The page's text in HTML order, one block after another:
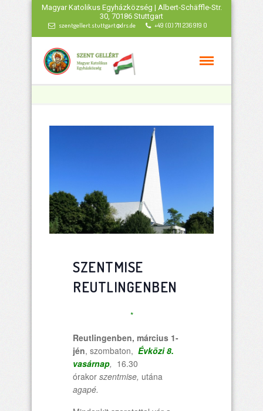
Magyar Katolikus Egyházközség | Albert-Schäffle-Str.
30, 70186 Stuttgart
szentgellert.stuttgart@drs.de +49 (0) 711 236 919 0
SZENTMISE
REUTLINGENBEN
*
Reutlingenben, március 1-
jén, szombaton, Évközi 8.
vasárnap, 16.30
órakor szentmise, utána
agapé.